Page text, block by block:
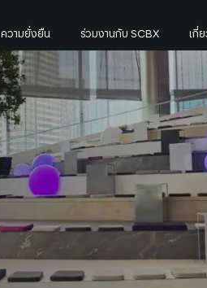
ความยั่งยืน ร่วมงานกับ SCBX เกี่